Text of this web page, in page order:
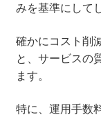
みを基準にして
確かにコスト削
と、サービスの
ます。
特に、運用手数